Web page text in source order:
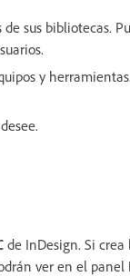
sus bibliotecas.
y
de InDesign. Si
ver en el panel